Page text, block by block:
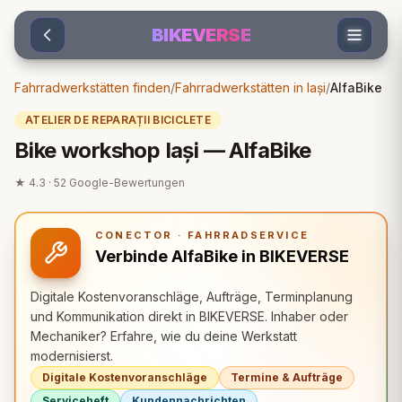
Sari la conținut
BIKEVERSE
Fahrradwerkstätten finden/Fahrradwerkstätten in Iași/AlfaBike
ATELIER DE REPARAȚII BICICLETE
Bike workshop Iași — AlfaBike
★ 4.3 · 52 Google-Bewertungen
CONECTOR · FAHRRADSERVICE
Verbinde AlfaBike in BIKEVERSE
Digitale Kostenvoranschläge, Aufträge, Terminplanung
und Kommunikation direkt in BIKEVERSE. Inhaber oder
Mechaniker? Erfahre, wie du deine Werkstatt
modernisierst.
Digitale Kostenvoranschläge
Termine & Aufträge